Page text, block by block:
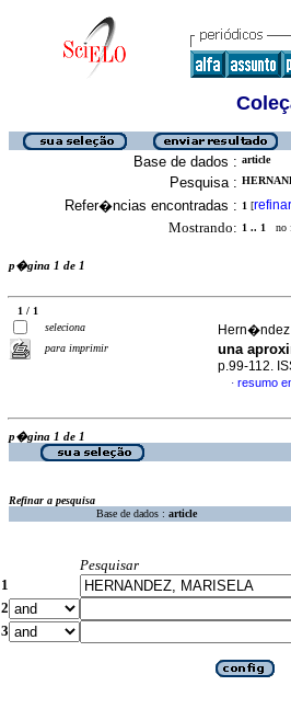
Base de dados : article
Pesquisa :
Refer�ncias encontradas : 1 [refinar
Mostrando: 1 .. 1 no
p�gina 1 de 1
1 / 1
seleciona
para imprimir
una
p.99-112.
· resumo
p�gina 1 de 1
Refinar a pesquisa
Base de dados : article
Pesquisar
1
2
3